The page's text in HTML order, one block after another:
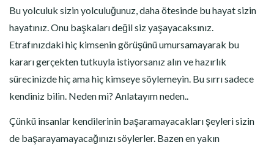
Bu yolculuk sizin yolculuğunuz, daha ötesinde bu hayat sizin
hayatınız. Onu başkaları değil siz yaşayacaksınız.
Etrafınızdaki hiç kimsenin görüşünü umursamayarak bu
kararı gerçekten tutkuyla istiyorsanız alın ve hazırlık
sürecinizde hiç ama hiç kimseye söylemeyin. Bu sırrı sadece
kendiniz bilin. Neden mi? Anlatayım neden..
Çünkü insanlar kendilerinin başaramayacakları şeyleri sizin
de başarayamayacağınızı söylerler. Bazen en yakın